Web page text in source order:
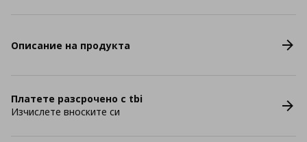
Описание на продукта
Платете разсрочено с tbi
Изчислете вноските си